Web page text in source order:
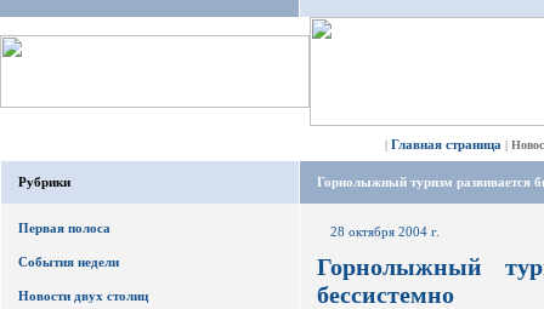
| Главная страница |
Рубрики
Первая полоса
События недели
Новости двух столиц
Горнолыжный туризм развивается
28 октября 2004 г.
Горнолыжный
бессистемно